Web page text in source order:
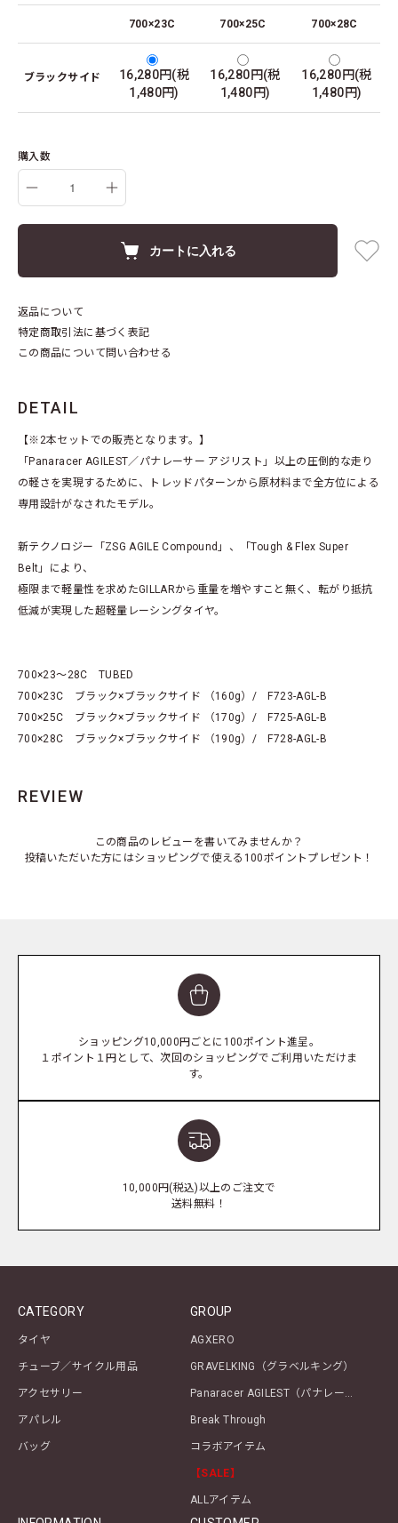
700×23C 700×25C 700×28C
ブラックサイド
16,280円(税
1,480円)
16,280円(税
1,480円)
16,280円(税
1,480円)
購入数
カートに入れる
返品について
特定商取引法に基づく表記
この商品について問い合わせる
DETAIL
【※2本セットでの販売となります。】
「Panaracer AGILEST／パナレーサー アジリスト」以上の圧倒的な走り
の軽さを実現するために、トレッドパターンから原材料まで全方位による
専用設計がなされたモデル。
新テクノロジー「ZSG AGILE Compound」、「Tough & Flex Super
Belt」により、
極限まで軽量性を求めたGILLARから重量を増やすこと無く、転がり抵抗
低減が実現した超軽量レーシングタイヤ。
700×23～28C TUBED
700×23C ブラック×ブラックサイド （160g）/ F723-AGL-B
700×25C ブラック×ブラックサイド （170g）/ F725-AGL-B
700×28C ブラック×ブラックサイド （190g）/ F728-AGL-B
REVIEW
この商品のレビューを書いてみませんか？
投稿いただいた方にはショッピングで使える100ポイントプレゼント！
ショッピング10,000円ごとに100ポイント進呈。
１ポイント１円として、次回のショッピングでご利用いただけま
す。
10,000円(税込)以上のご注文で
送料無料！
CATEGORY
タイヤ
チューブ／サイクル用品
アクセサリー
アパレル
バッグ
GROUP
AGXERO
GRAVELKING（グラベルキング）
Panaracer AGILEST（パナレーサー アジリスト）シリーズ
Break Through
コラボアイテム
【SALE】
ALLアイテム